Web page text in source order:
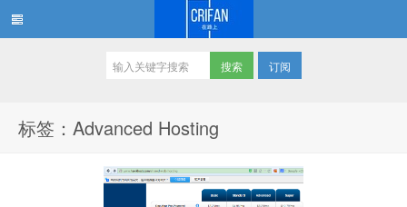
订阅
标签：Advanced Hosting